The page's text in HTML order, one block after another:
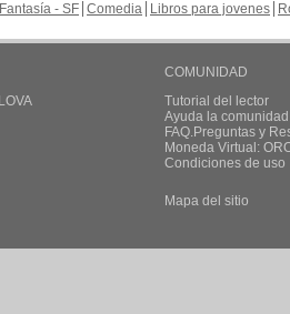
Fantasía - SF Comedia Libros para jovenes
COMUNIDAD
Tutorial del lector
Ayuda la
FAQ.Preguntas y
Moneda Virtual:
Condiciones de uso
Mapa del sitio